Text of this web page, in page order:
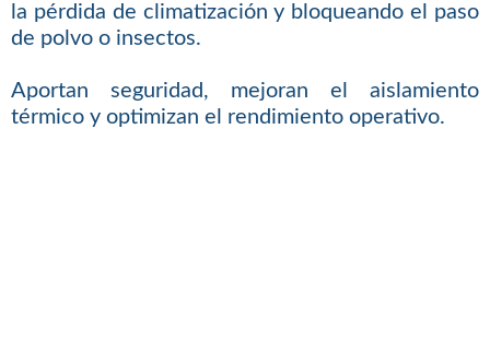
la pérdida de climatización y bloqueando el paso
de polvo o insectos.
Aportan seguridad, mejoran el aislamiento
térmico y optimizan el rendimiento operativo.